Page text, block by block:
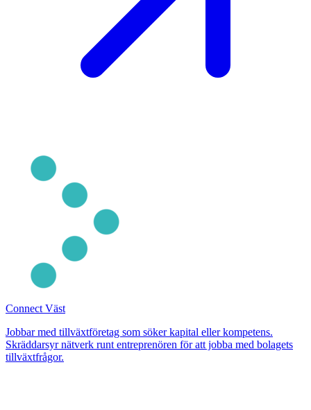
Connect Väst
Jobbar med tillväxtföretag som söker kapital eller kompetens.
Skräddarsyr nätverk runt entreprenören för att jobba med bolagets
tillväxtfrågor.